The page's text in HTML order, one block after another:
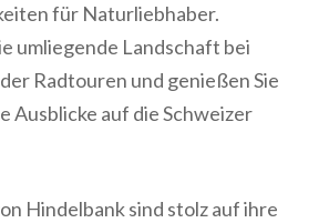
für Naturliebhaber.
umliegende Landschaft bei
Radtouren und genießen Sie
Ausblicke auf die Schweizer
Hindelbank sind stolz auf ihre